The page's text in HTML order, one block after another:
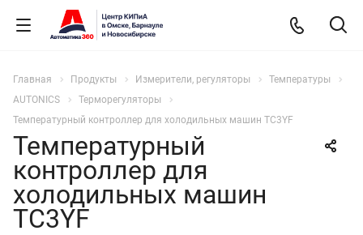
Главная Продукты Измерители, регуляторы
Температуры
AUTONICS
Терморегуляторы
Температурный контроллер для холодильных машин TC3YF
Температурный
контроллер для
холодильных машин
TC3YF